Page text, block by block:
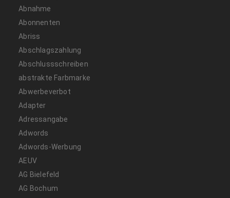
Abnahme
Abonnenten
Abriss
Abschlagszahlung
Abschlussschreiben
abstrakte Farbmarke
Abwerbeverbot
Adapter
Adressangabe
Adwords
Adwords-Werbung
AEUV
AG Bielefeld
AG Bochum